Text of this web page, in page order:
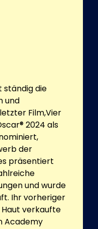
ständig die
und
Film,Vier
2024 als
der
präsentiert
und wurde
Ihr vorheriger
Haut verkaufte
Academy